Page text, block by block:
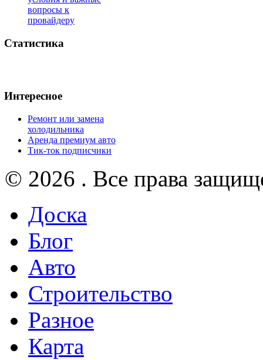
вопросы к
провайдеру
Статистика
Интересное
Ремонт или замена
холодильника
Аренда премиум авто
Тик-ток подписчики
© 2026 . Все права
Доска
Блог
Авто
Строительство
Разное
Карта